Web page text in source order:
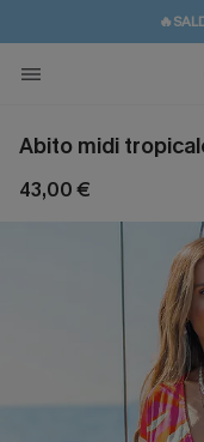
Abito midi
43,00 €